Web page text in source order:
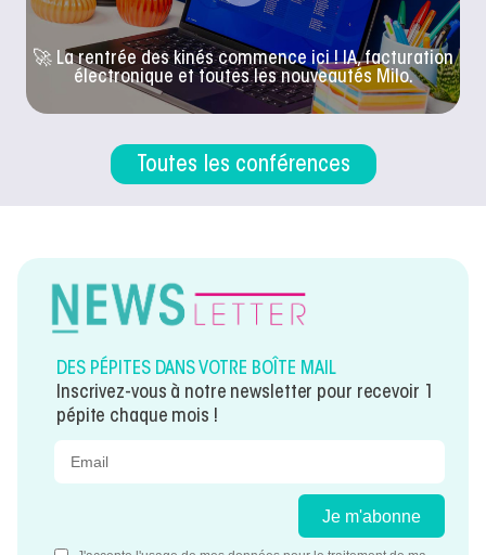
🚀 La rentrée des kinés commence ici ! IA, facturation
électronique et toutes les nouveautés Milo.
Toutes les conférences
DES PÉPITES DANS VOTRE BOÎTE MAIL
Inscrivez-vous à notre newsletter pour recevoir 1
pépite chaque mois !